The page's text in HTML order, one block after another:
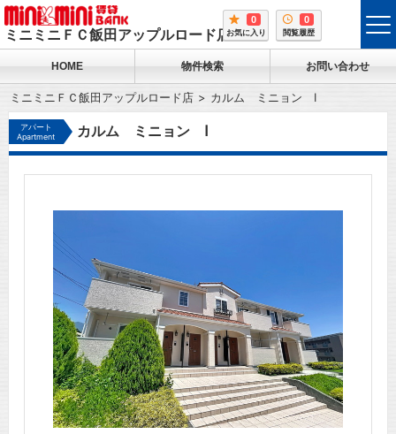
ミニミニＦＣ飯田アップルロード店
0
お気に入り
0
閲覧履歴
HOME 物件検索 お問い合わせ
ミニミニＦＣ飯田アップルロード店 カルム ミニョン Ⅰ
アパート
Apartment
カルム ミニョン Ⅰ